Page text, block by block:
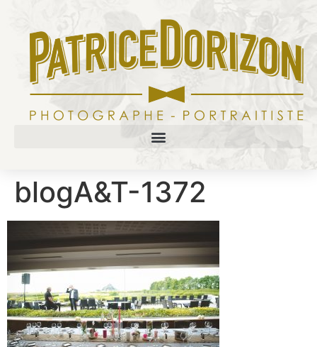
blogA&T-1372